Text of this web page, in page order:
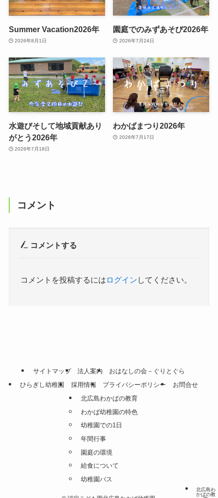
Summer Vacation2026年
2026年8月1日
園庭でのみずあそび2026年
2026年7月24日
水遊びそして地域貢献あり
がとう2026年
2026年7月18日
わかばまつり2026年
2026年7月17日
コメント
コメントする
コメントを投稿するには ログイン してください。
サイトマップ 法人案内
おはなしの会－ぐりとぐら
ひらぎし幼稚園
採用情報 プライバシーポリシー
お問合せ
北広島わかばの教育
わかば幼稚園の特色
幼稚園での1日
年間行事
園庭の環境
給食について
幼稚園バス
北広島わ
かばの教